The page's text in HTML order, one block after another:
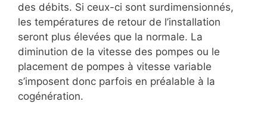
des débits. Si ceux-ci sont surdimensionnés,
les températures de retour de l’installation
seront plus élevées que la normale. La
diminution de la vitesse des pompes ou le
placement de pompes à vitesse variable
s’imposent donc parfois en préalable à la
cogénération.